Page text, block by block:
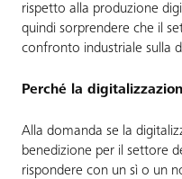
rispetto alla produzione
quindi sorprendere che il
confronto industriale sulla
Perché la
Alla domanda se la
benedizione per il settore
rispondere con un sì o un